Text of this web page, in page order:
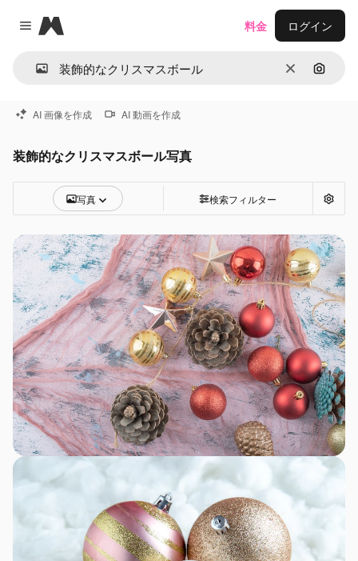
Close menu
Magnific
消去 画像で
料金 ログイン
AI 画像を作成 AI 動画を作成
装飾的なクリスマスボール写真
写真 検索フィルター